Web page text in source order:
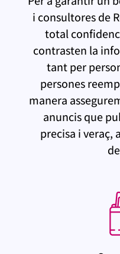
i consultores de
total
contrasten la
tant per
persones
manera
anuncis que
precisa i veraç,